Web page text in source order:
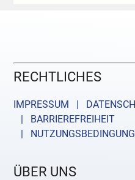
RECHTLICHES
IMPRESSUM |
| BARRIEREFREIHEIT
|
ÜBER UNS